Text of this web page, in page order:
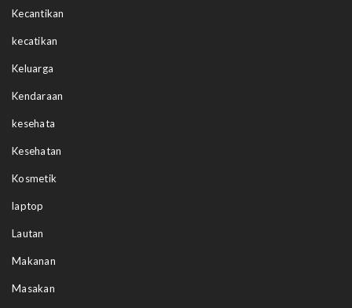
Kecantikan
kecatikan
Keluarga
Kendaraan
kesehata
Kesehatan
Kosmetik
laptop
Lautan
Makanan
Masakan